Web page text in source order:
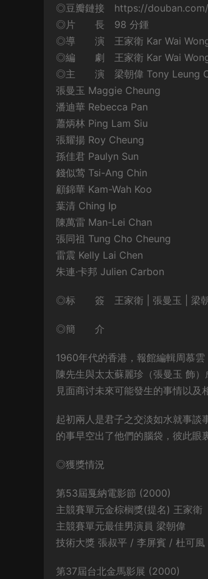
◎豆瓣鏈接 https://
◎片 長 98 分鍾
◎導 演 王家衛 Kar Wai
◎編 劇 王家衛 Kar Wai Wong
◎主 演 梁朝偉 Tony Leung
張曼玉 Maggie Cheung
潘迪華 Rebecca Pan
蕭炳林 Ping Lam Siu
張耀揚 Roy Cheung
孫佳君 Paulyn Sun
錢似莺 Tsi-Ang Chin
顧錦華 Kam-Wah Koo
葉清 Ching Ip
陳萬雷 Man-Lei Chan
張同祖 Tung Cho Cheung
雷震 Kelly Lai Chen
朱連·卡邦 Julien Carbon
◎标 簽 王家衛 | 張曼玉 | 梁朝
◎簡 介
1960年代的香港，報館編輯周慕
陳先生與太太蘇麗珍（張曼玉 飾
見面商讨未來可能發生的事情以及
起初兩人是君子之交淡如水就事談
的事早空出了他們的腦袋，彼此眼
◎獲獎情況
第53屆戛納電影節 (2000)
主競賽單元金棕榈獎(提名) 王家衛
主競賽單元最佳男演員 梁朝偉
技術大獎 張叔平 / 李屏賓 / 杜可風
第37屆台北金馬影展 (2000)